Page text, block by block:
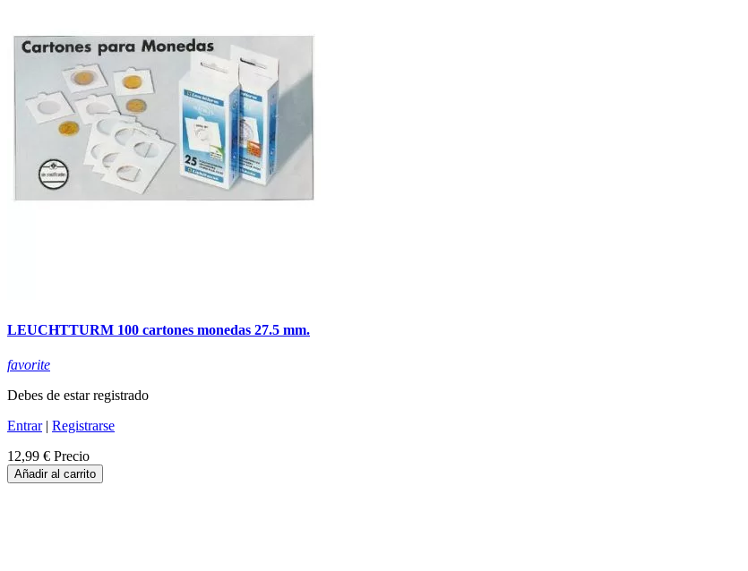
LEUCHTTURM 100 cartones monedas 27.5 mm.
favorite
Debes de estar registrado
Entrar| Registrarse
12,99 € Precio
Añadir al carrito